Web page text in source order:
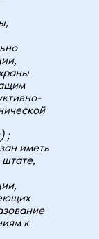
;
иметь
к